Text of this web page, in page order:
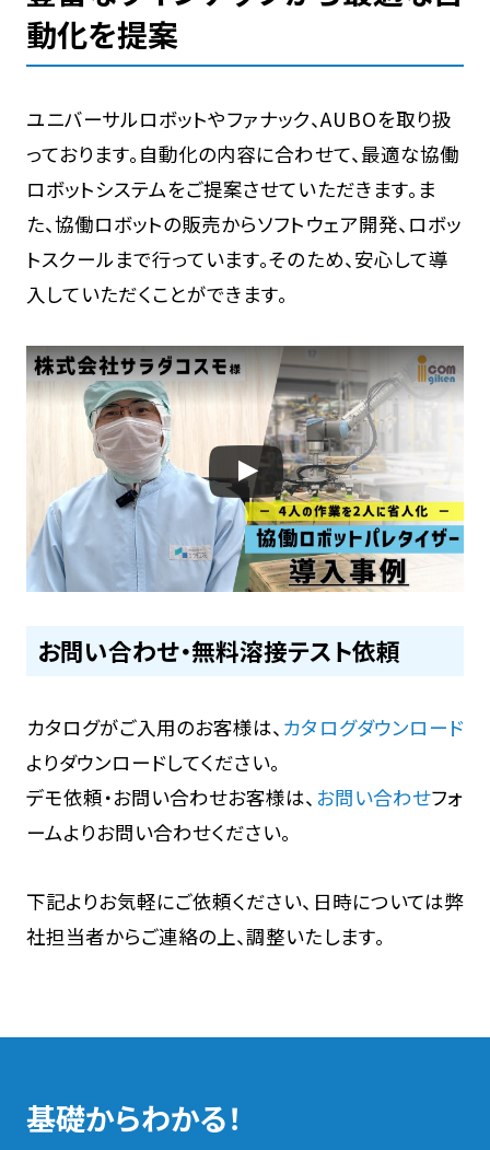
動化を提案
ユニバーサルロボットやファナック、AUBOを取り扱
っております。自動化の内容に合わせて、最適な協働
ロボットシステムをご提案させていただきます。ま
た、協働ロボットの販売からソフトウェア開発、ロボッ
トスクールまで行っています。そのため、安心して導
入していただくことができます。
お問い合わせ・無料溶接テスト依頼
カタログがご入用のお客様は、 カタログダウンロード
よりダウンロードしてください。
デモ依頼・お問い合わせお客様は、 お問い合わせフォ
ームよりお問い合わせください。
下記よりお気軽にご依頼ください、日時については弊
社担当者からご連絡の上、調整いたします。
基礎からわかる！